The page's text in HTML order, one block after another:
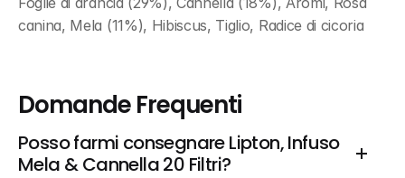
canina, Mela (11%), Hibiscus, Tiglio, Radice di cicoria
Domande Frequenti
Posso farmi consegnare Lipton, Infuso
Mela & Cannella 20 Filtri?